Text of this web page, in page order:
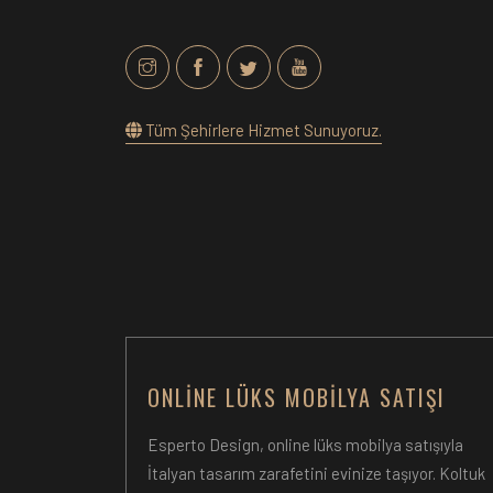
Tüm Şehirlere Hizmet Sunuyoruz.
ONLINE LÜKS MOBILYA SATIŞI
Esperto Design, online lüks mobilya satışıyla
İtalyan tasarım zarafetini evinize taşıyor. Koltuk